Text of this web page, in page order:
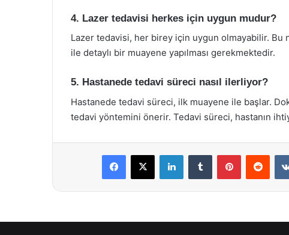
4. Lazer tedavisi herkes için uygun mudur?
Lazer tedavisi, her birey için uygun olmayabilir.
ile detaylı bir muayene yapılması gerekmektedir.
5. Hastanede tedavi süreci nasıl ilerliyor?
Hastanede tedavi süreci, ilk muayene ile başlar.
tedavi yöntemini önerir. Tedavi süreci, hastanın
Facebook
X LinkedInTumblr Pinterest